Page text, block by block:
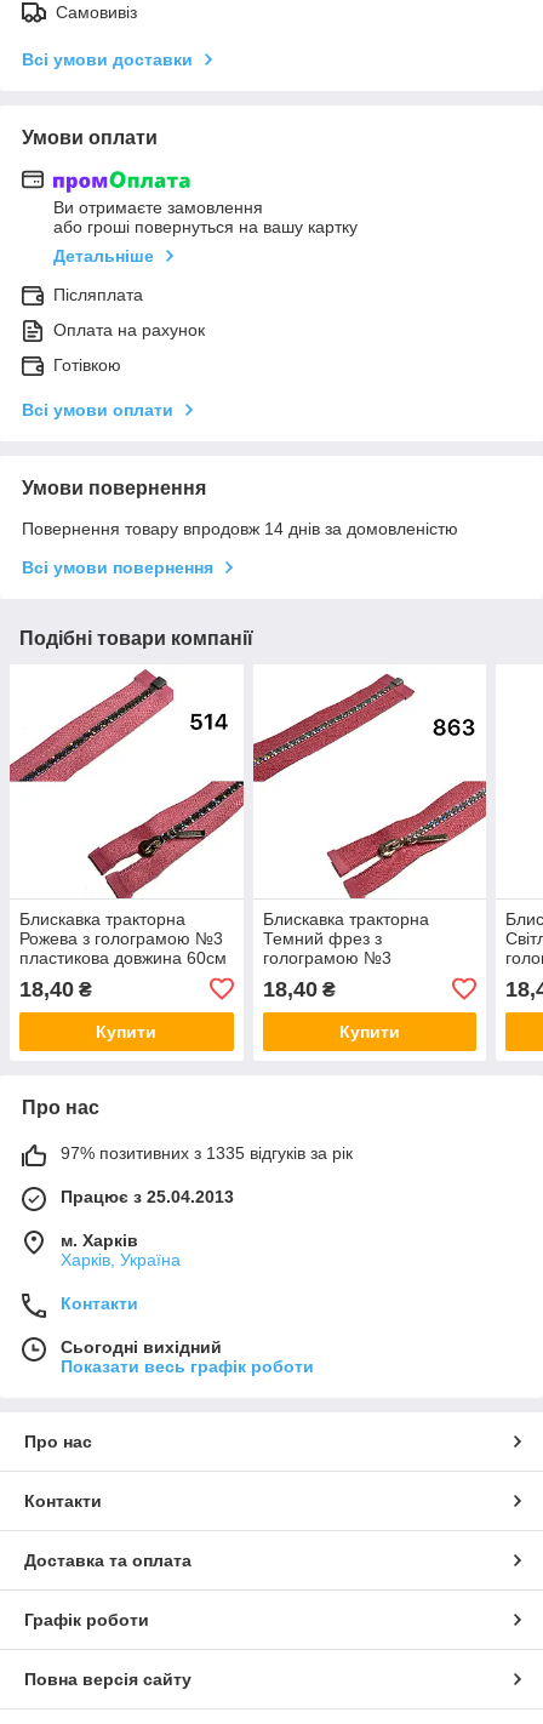
Самовивіз
Всі умови доставки
Умови оплати
Ви отримаєте замовлення
або гроші повернуться на вашу картку
Детальніше
Післяплата
Оплата на рахунок
Готівкою
Всі умови оплати
Умови повернення
Повернення товару впродовж 14 днів за домовленістю
Всі умови повернення
Подібні товари компанії
Блискавка тракторна
Рожева з голограмою №3
пластикова довжина 60см
18,40 ₴
Купити
Блискавка тракторна
Темний фрез з
голограмою №3
пластикова довжина 60см
роз'ємна
18,40₴
Купити
Про нас
97% позитивних з 1335 відгуків за рік
Працює з 25.04.2013
м. Харків
Харків, Україна
Контакти
Сьогодні вихідний
Показати весь графік роботи
Про нас
Контакти
Доставка та оплата
Графік роботи
Повна версія сайту